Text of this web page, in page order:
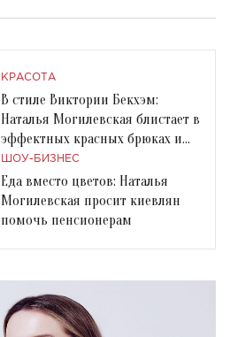
КРАСОТА
В стиле Виктории Бекхэм:
Наталья Могилевская блистает в
эффектных красных брюках и
черном гольфе
ШОУ-БИЗНЕС
Еда вместо цветов: Наталья
Могилевская просит киевлян
помочь пенсионерам